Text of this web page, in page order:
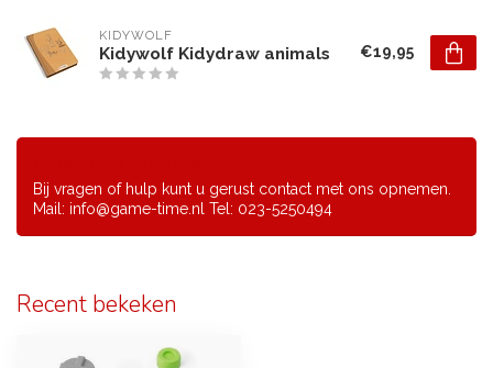
KIDYWOLF
Kidywolf Kidydraw animals €19,95
Bij vragen of hulp kunt u gerust contact met ons opnemen.
Mail: info@game-time.nl Tel: 023-5250494
Recent bekeken